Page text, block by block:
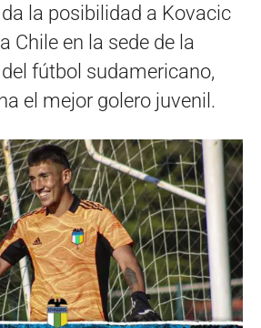
la posibilidad a Kovacic
Chile en la sede de la
fútbol sudamericano,
el mejor golero juvenil.